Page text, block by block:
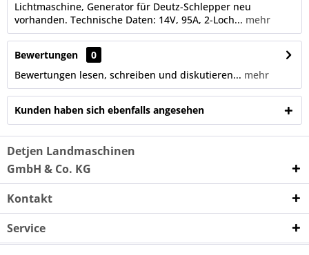
Lichtmaschine, Generator für Deutz-Schlepper neu
vorhanden. Technische Daten: 14V, 95A, 2-Loch... mehr
Bewertungen
0
Bewertungen lesen, schreiben und diskutieren... mehr
Kunden haben sich ebenfalls angesehen
Detjen Landmaschinen
GmbH & Co. KG
Kontakt
Service